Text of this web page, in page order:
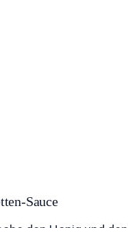
Sauce